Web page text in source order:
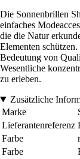
Die Sonnenbrillen
einfaches
die die Natur
Elementen
Bedeutung von
Wesentliche
zu erleben.
Zusätzliche
Marke
Lieferantenreferenz
Farbe
Farbe